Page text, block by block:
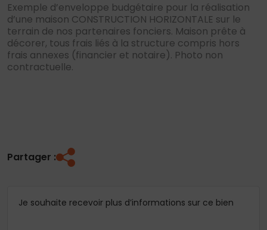
Exemple d’enveloppe budgétaire pour la réalisation
d’une maison CONSTRUCTION HORIZONTALE sur le
terrain de nos partenaires fonciers. Maison prête à
décorer, tous frais liés à la structure compris hors
frais annexes (financier et notaire). Photo non
contractuelle.
Partager :
Je souhaite recevoir plus d’informations sur ce bien